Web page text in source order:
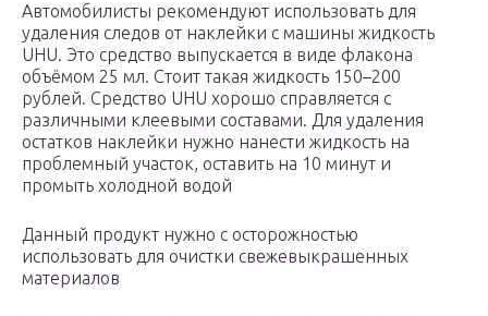
Автомобилисты рекомендуют использовать для
удаления следов от наклейки с машины жидкость
UHU. Это средство выпускается в виде флакона
объёмом 25 мл. Стоит такая жидкость 150–200
рублей. Средство UHU хорошо справляется с
различными клеевыми составами. Для удаления
остатков наклейки нужно нанести жидкость на
проблемный участок, оставить на 10 минут и
промыть холодной водой
Данный продукт нужно с осторожностью
использовать для очистки свежевыкрашенных
материалов